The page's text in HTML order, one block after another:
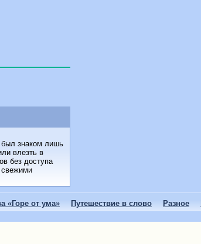
был знаком лишь
влезть в
без доступа
свежими
«Горе от ума» Путешествие в слово Разное